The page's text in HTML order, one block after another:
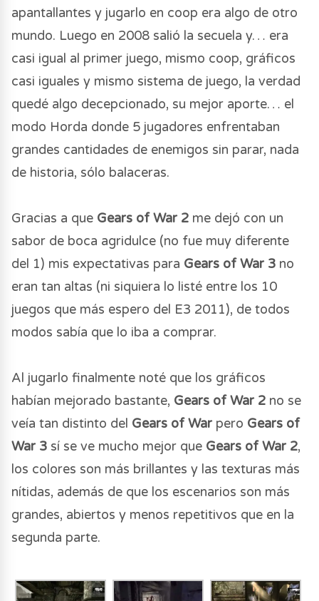
apantallantes y jugarlo en coop era algo de otro
mundo. Luego en 2008 salió la secuela y… era
casi igual al primer juego, mismo coop, gráficos
casi iguales y mismo sistema de juego, la verdad
quedé algo decepcionado, su mejor aporte… el
modo Horda donde 5 jugadores enfrentaban
grandes cantidades de enemigos sin parar, nada
de historia, sólo balaceras.
Gracias a que Gears of War 2 me dejó con un
sabor de boca agridulce (no fue muy diferente
del 1) mis expectativas para Gears of War 3 no
eran tan altas (ni siquiera lo listé entre los 10
juegos que más espero del E3 2011), de todos
modos sabía que lo iba a comprar.
Al jugarlo finalmente noté que los gráficos
habían mejorado bastante, Gears of War 2 no se
veía tan distinto del Gears of War pero Gears of
War 3 sí se ve mucho mejor que Gears of War 2,
los colores son más brillantes y las texturas más
nítidas, además de que los escenarios son más
grandes, abiertos y menos repetitivos que en la
segunda parte.